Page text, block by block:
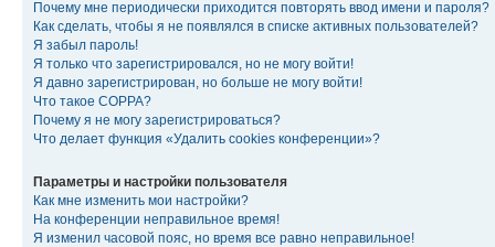
Почему мне периодически приходится повторять ввод имени и пароля?
Как сделать, чтобы я не появлялся в списке активных пользователей?
Я забыл пароль!
Я только что зарегистрировался, но не могу войти!
Я давно зарегистрирован, но больше не могу войти!
Что такое COPPA?
Почему я не могу зарегистрироваться?
Что делает функция «Удалить cookies конференции»?
Параметры и настройки пользователя
Как мне изменить мои настройки?
На конференции неправильное время!
Я изменил часовой пояс, но время все равно неправильное!